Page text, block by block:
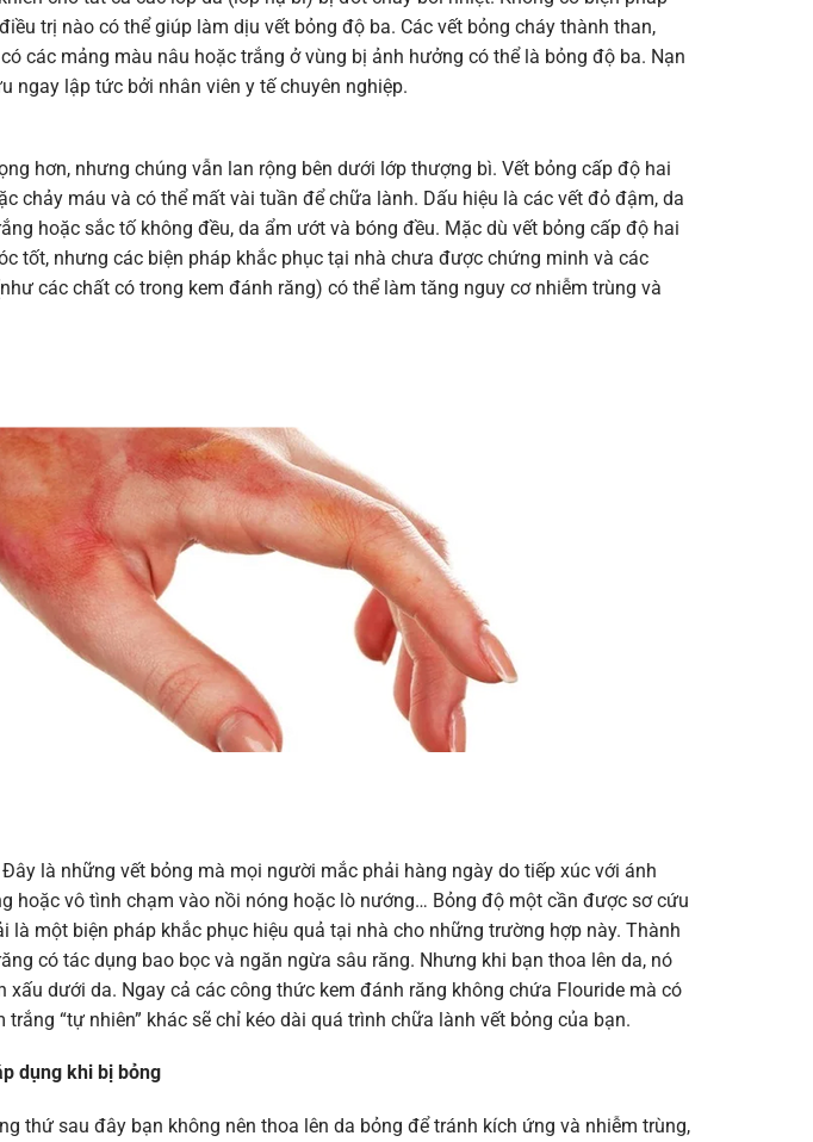
trị nào có thể giúp làm dịu vết bỏng độ ba. Các vết bỏng cháy thành than,
các mảng màu nâu hoặc trắng ở vùng bị ảnh hưởng có thể là bỏng độ ba. Nạn
ngay lập tức bởi nhân viên y tế chuyên nghiệp.
hơn, nhưng chúng vẫn lan rộng bên dưới lớp thượng bì. Vết bỏng cấp độ hai
chảy máu và có thể mất vài tuần để chữa lành. Dấu hiệu là các vết đỏ đậm, da
hoặc sắc tố không đều, da ẩm ướt và bóng đều. Mặc dù vết bỏng cấp độ hai
tốt, nhưng các biện pháp khắc phục tại nhà chưa được chứng minh và các
các chất có trong kem đánh răng) có thể làm tăng nguy cơ nhiễm trùng và
là những vết bỏng mà mọi người mắc phải hàng ngày do tiếp xúc với ánh
hoặc vô tình chạm vào nồi nóng hoặc lò nướng… Bỏng độ một cần được sơ cứu
là một biện pháp khắc phục hiệu quả tại nhà cho những trường hợp này. Thành
có tác dụng bao bọc và ngăn ngừa sâu răng. Nhưng khi bạn thoa lên da, nó
xấu dưới da. Ngay cả các công thức kem đánh răng không chứa Flouride mà có
“tự nhiên” khác sẽ chỉ kéo dài quá trình chữa lành vết bỏng của bạn.
dụng khi bị bỏng
thứ sau đây bạn không nên thoa lên da bỏng để tránh kích ứng và nhiễm trùng,